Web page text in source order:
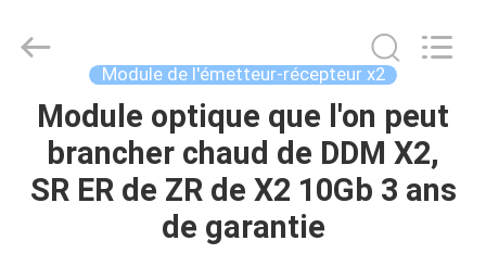
MAISON
HiLink
Technology
Reserved.
Module de l'émetteur-récepteur x2
Module optique que l'on peut
brancher chaud de DDM X2,
SR ER de ZR de X2 10Gb 3 ans
de garantie